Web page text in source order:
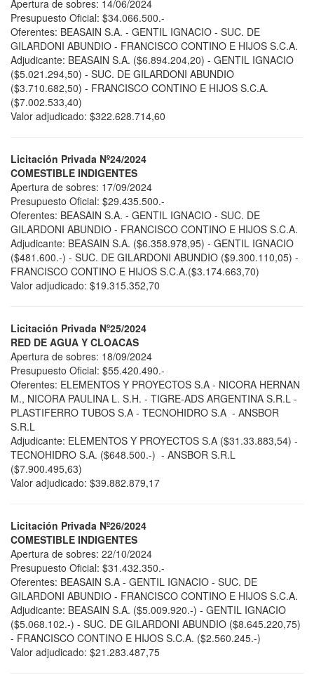
Apertura de sobres: 14/06/2024
Presupuesto Oficial: $34.066.500.-
Oferentes: BEASAIN S.A. - GENTIL IGNACIO - SUC. DE
GILARDONI ABUNDIO - FRANCISCO CONTINO E HIJOS S.C.A.
Adjudicante: BEASAIN S.A. ($6.894.204,20) - GENTIL IGNACIO
($5.021.294,50) - SUC. DE GILARDONI ABUNDIO
($3.710.682,50) - FRANCISCO CONTINO E HIJOS S.C.A.
($7.002.533,40)
Valor adjudicado: $322.628.714,60
Licitación Privada Nº24/2024
COMESTIBLE INDIGENTES
Apertura de sobres: 17/09/2024
Presupuesto Oficial: $29.435.500.-
Oferentes: BEASAIN S.A. - GENTIL IGNACIO - SUC. DE
GILARDONI ABUNDIO - FRANCISCO CONTINO E HIJOS S.C.A.
Adjudicante: BEASAIN S.A. ($6.358.978,95) - GENTIL IGNACIO
($481.600.-) - SUC. DE GILARDONI ABUNDIO ($9.300.110,05) -
FRANCISCO CONTINO E HIJOS S.C.A.($3.174.663,70)
Valor adjudicado: $19.315.352,70
Licitación Privada Nº25/2024
RED DE AGUA Y CLOACAS
Apertura de sobres: 18/09/2024
Presupuesto Oficial: $55.420.490.-
Oferentes: ELEMENTOS Y PROYECTOS S.A - NICORA HERNAN
M., NICORA PAULINA L. S.H. - TIGRE-ADS ARGENTINA S.R.L -
PLASTIFERRO TUBOS S.A - TECNOHIDRO S.A - ANSBOR
S.R.L
Adjudicante: ELEMENTOS Y PROYECTOS S.A ($31.33.883,54) -
TECNOHIDRO S.A. ($648.500.-) - ANSBOR S.R.L
($7.900.495,63)
Valor adjudicado: $39.882.879,17
Licitación Privada Nº26/2024
COMESTIBLE INDIGENTES
Apertura de sobres: 22/10/2024
Presupuesto Oficial: $31.432.350.-
Oferentes: BEASAIN S.A - GENTIL IGNACIO - SUC. DE
GILARDONI ABUNDIO - FRANCISCO CONTINO E HIJOS S.C.A.
Adjudicante: BEASAIN S.A. ($5.009.920.-) - GENTIL IGNACIO
($5.068.102.-) - SUC. DE GILARDONI ABUNDIO ($8.645.220,75)
- FRANCISCO CONTINO E HIJOS S.C.A. ($2.560.245.-)
Valor adjudicado: $21.283.487,75